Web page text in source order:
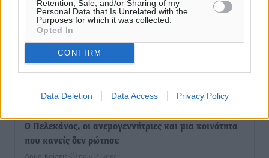
Retention, Sale, and/or Sharing of my
Personal Data that Is Unrelated with the
Purposes for which it was collected.
Opted In
CONFIRM
Data Deletion Data Access Privacy Policy
Συνελήφθησαν δύο άτομα στην Κάρπαθο για άγρα
πελατών
Τοπικές Ειδήσεις
Αθλητικά• πριν 2 ώρες
Ο Πελεκάνος, οι ανεμογεννήτριες και μια κοινότητα
που κανείς δεν ρώτησε
Δημο-Κρίσεις πριν 2 ώρες